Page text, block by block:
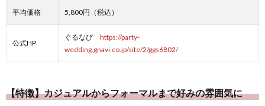
平均価格 5,800円（税込）
公式HP
ぐるなび https://party-
wedding.gnavi.co.jp/site/2/ggs6802/
【特徴】カジュアルからフォーマルまで好みの雰囲気に